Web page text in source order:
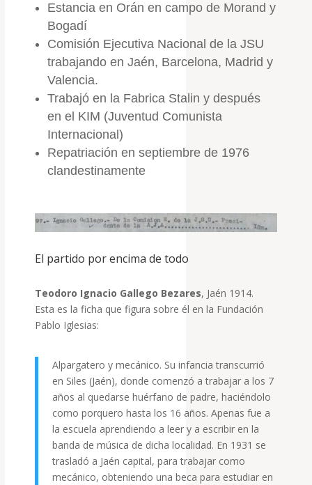
Estancia en Orán en campo de Morand y
Bogadí
Comisión Ejecutiva Nacional de la JSU
trabajando en Jaén, Barcelona, Madrid y
Valencia.
Trabajó en la Fabrica Stalin y después
en el KIM (Juventud Comunista
Internacional)
Repatriación en septiembre de 1976
clandestinamente
El partido por encima de todo
Teodoro Ignacio Gallego Bezares, Jaén 1914.
Esta es la ficha que figura sobre él en la Fundación
Pablo Iglesias:
Alpargatero y mecánico. Su infancia transcurrió
en Siles (Jaén), donde comenzó a trabajar a los 7
años al quedarse huérfano de padre, haciéndolo
como porquero hasta los 16 años. Apenas fue a
la escuela aprendiendo a leer y a escribir en la
banda de música de dicha localidad. En 1931 se
trasladó a Jaén capital, para trabajar como
mecánico, obteniendo una beca para estudiar en